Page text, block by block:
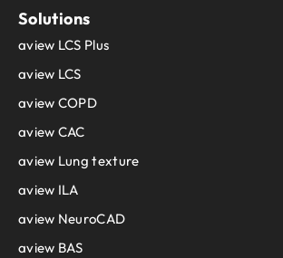
Solutions
aview LCS Plus
aview LCS
aview COPD
aview CAC
aview Lung texture
aview ILA
aview NeuroCAD
aview BAS